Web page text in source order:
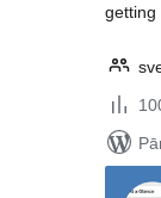
getting